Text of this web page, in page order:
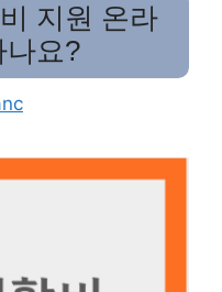
지원 온라
나요?